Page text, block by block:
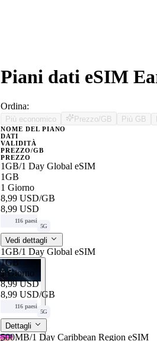
Piani dati eSIM
Ordina:
Più economico Prezzo/GB Più GB
NOME DEL PIANO
DATI
VALIDITÀ
PREZZO/GB
PREZZO
1GB/1 Day Global eSIM
1GB
1 Giorno
8,99 USD/GB
8,99 USD
116 paesi
5G
Vedi dettagli
1GB/1 Day Global eSIM
1GB
1 Giorno
8,99 USD
8,99 USD/GB
116 paesi
5G
Dettagli
500MB/1 Day Caribbean Region eSIM